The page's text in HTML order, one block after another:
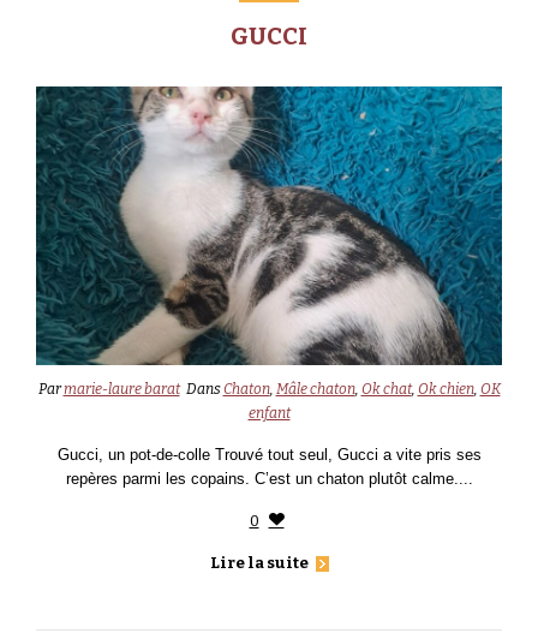
GUCCI
Parmarie-laure barat DansChaton, Mâle chaton, Ok chat, Ok chien, OK
enfant
Gucci, un pot-de-colle Trouvé tout seul, Gucci a vite pris ses
repères parmi les copains. C’est un chaton plutôt calme....
0
Lire la suite